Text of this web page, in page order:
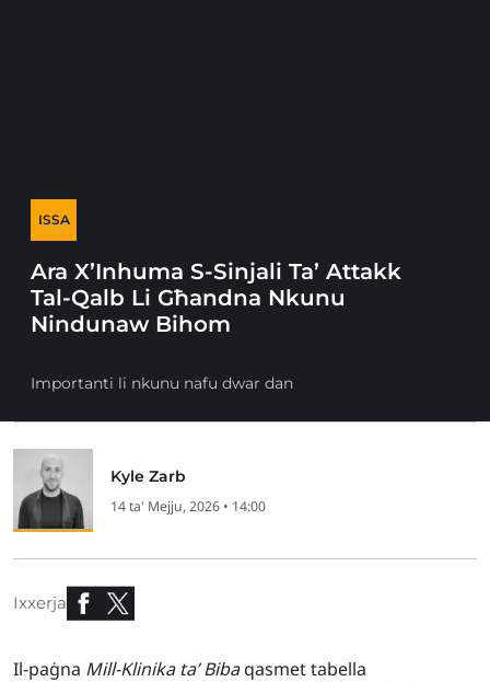
ISSA
Ara X’Inhuma S-Sinjali Ta’ Attakk
Tal-Qalb Li Għandna Nkunu
Nindunaw Bihom
Importanti li nkunu nafu dwar dan
Kyle Zarb
14 ta' Mejju, 2026 • 14:00
Ixxerja
Il-paġna Mill-Klinika ta’ Bibaqasmet tabella